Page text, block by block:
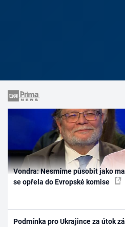
Vondra: Nesmíme působit jako
se opřela do Evropské komise
Podmínka pro Ukrajince za útok